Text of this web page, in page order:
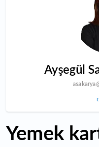
Ayşegül
Yemek